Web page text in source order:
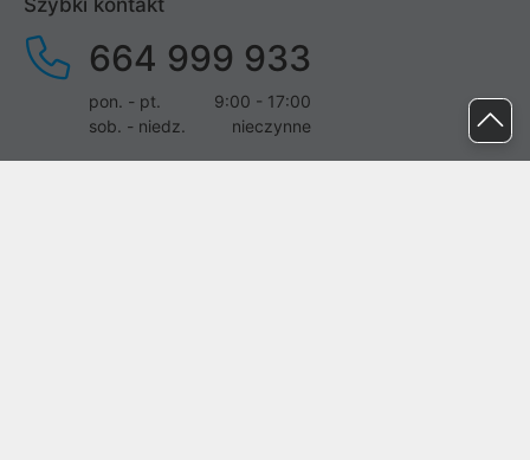
Szybki kontakt
664 999 933
pon. - pt.
9:00 - 17:00
sob. - niedz.
nieczynne